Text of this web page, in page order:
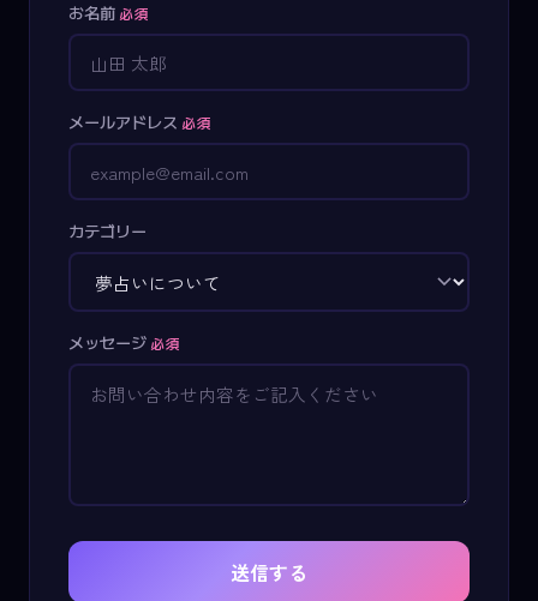
お名前 必須
メールアドレス 必須
カテゴリー
メッセージ 必須
送信する